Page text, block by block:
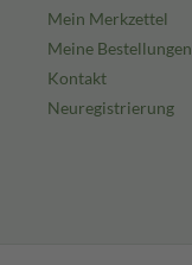
Mein Merkzettel
Meine Bestellungen
Kontakt
Neuregistrierung